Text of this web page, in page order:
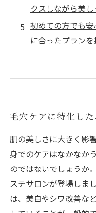
クスしながら美し
初めての方でも
に合ったプランを
毛穴ケアに特化し
肌の美しさに大きく影
身でのケアはなかなか
のではないでしょうか
ステサロンが登場しま
は、美白やシワ改善な